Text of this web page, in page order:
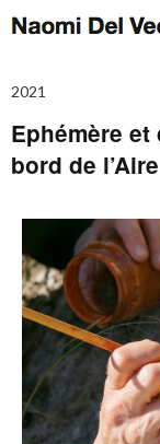
2021
Ephémère
bord de l’Aire